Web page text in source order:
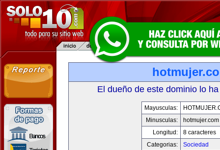
El dueño de este dominio lo
Mayusculas:
Minusculas:
hotmujer.com
Longitud:
8 caracteres
Categorias:
Sociedad